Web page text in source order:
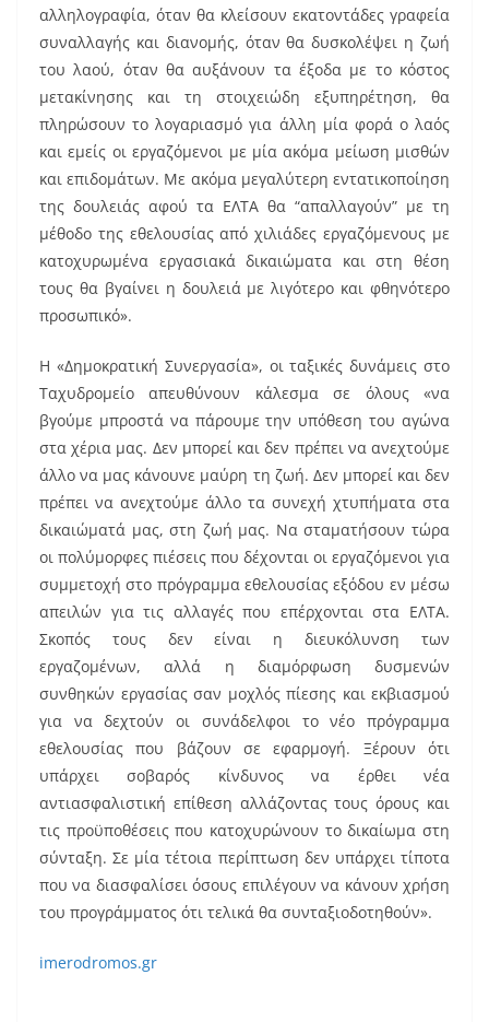
αλληλογραφία, όταν θα κλείσουν εκατοντάδες γραφεία
συναλλαγής και διανομής, όταν θα δυσκολέψει η ζωή
του λαού, όταν θα αυξάνουν τα έξοδα με το κόστος
μετακίνησης και τη στοιχειώδη εξυπηρέτηση, θα
πληρώσουν το λογαριασμό για άλλη μία φορά ο λαός
και εμείς οι εργαζόμενοι με μία ακόμα μείωση μισθών
και επιδομάτων. Με ακόμα μεγαλύτερη εντατικοποίηση
της δουλειάς αφού τα ΕΛΤΑ θα “απαλλαγούν” με τη
μέθοδο της εθελουσίας από χιλιάδες εργαζόμενους με
κατοχυρωμένα εργασιακά δικαιώματα και στη θέση
τους θα βγαίνει η δουλειά με λιγότερο και φθηνότερο
προσωπικό».
Η «Δημοκρατική Συνεργασία», οι ταξικές δυνάμεις στο
Ταχυδρομείο απευθύνουν κάλεσμα σε όλους «να
βγούμε μπροστά να πάρουμε την υπόθεση του αγώνα
στα χέρια μας. Δεν μπορεί και δεν πρέπει να ανεχτούμε
άλλο να μας κάνουνε μαύρη τη ζωή. Δεν μπορεί και δεν
πρέπει να ανεχτούμε άλλο τα συνεχή χτυπήματα στα
δικαιώματά μας, στη ζωή μας. Να σταματήσουν τώρα
οι πολύμορφες πιέσεις που δέχονται οι εργαζόμενοι για
συμμετοχή στο πρόγραμμα εθελουσίας εξόδου εν μέσω
απειλών για τις αλλαγές που επέρχονται στα ΕΛΤΑ.
Σκοπός τους δεν είναι η διευκόλυνση των
εργαζομένων, αλλά η διαμόρφωση δυσμενών
συνθηκών εργασίας σαν μοχλός πίεσης και εκβιασμού
για να δεχτούν οι συνάδελφοι το νέο πρόγραμμα
εθελουσίας που βάζουν σε εφαρμογή. Ξέρουν ότι
υπάρχει σοβαρός κίνδυνος να έρθει νέα
αντιασφαλιστική επίθεση αλλάζοντας τους όρους και
τις προϋποθέσεις που κατοχυρώνουν το δικαίωμα στη
σύνταξη. Σε μία τέτοια περίπτωση δεν υπάρχει τίποτα
που να διασφαλίσει όσους επιλέγουν να κάνουν χρήση
του προγράμματος ότι τελικά θα συνταξιοδοτηθούν».
imerodromos.gr